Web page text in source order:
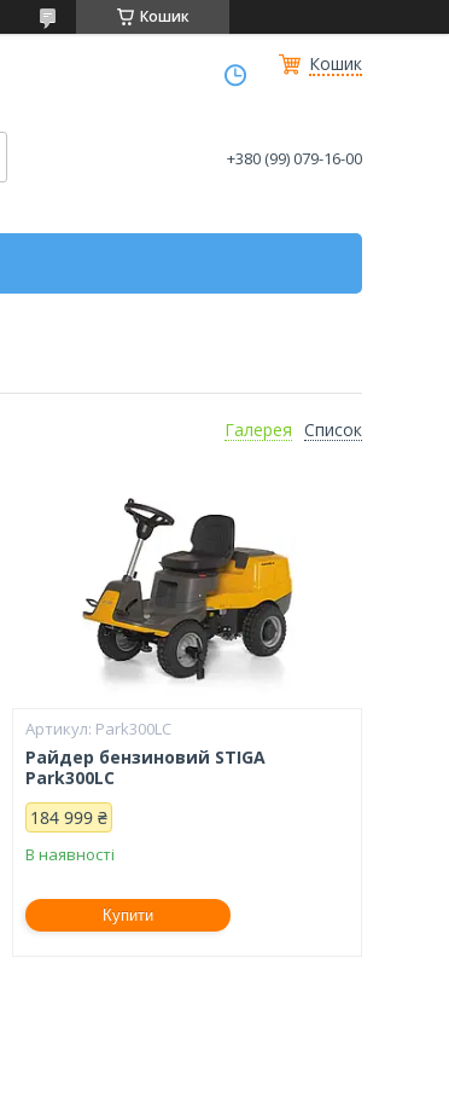
Кошик
Кошик
+380 (99) 079-16-00
Галерея Список
Park300LC
Райдер бензиновий STIGA
Park300LC
184 999 ₴
В наявності
Купити